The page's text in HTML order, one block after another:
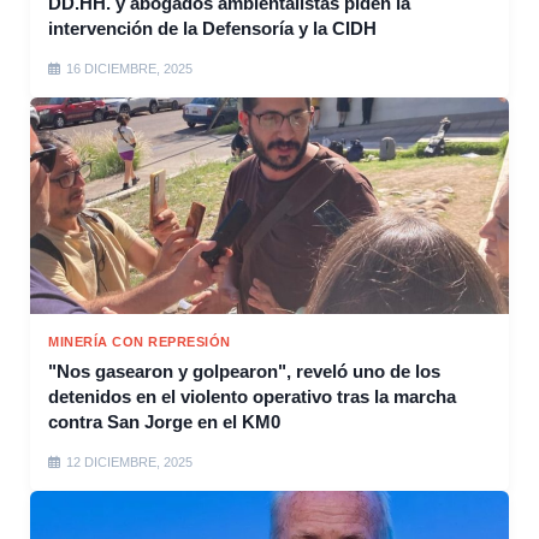
intervención de la Defensoría y la CIDH
16 DICIEMBRE, 2025
MINERÍA CON REPRESIÓN
"Nos gasearon y golpearon", reveló uno de los
detenidos en el violento operativo tras la marcha
contra San Jorge en el KM0
12 DICIEMBRE, 2025